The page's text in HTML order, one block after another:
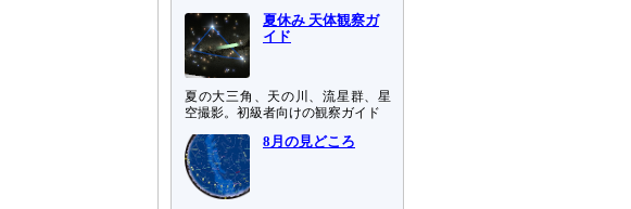
夏休み 天体観察ガ
イド
夏の大三角、天の川、流星群、星
空撮影。初級者向けの観察ガイド
8月の見どころ